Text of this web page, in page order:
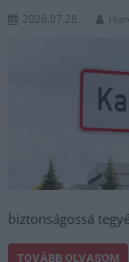
2026.07.28.
biztonságossá
TOVÁBB OLVASOM